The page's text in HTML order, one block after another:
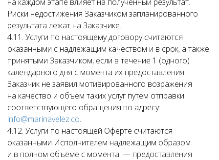
Риски недостижения Заказчиком запланированного
результата лежат на Заказчике.
4.11. Услуги по настоящему договору считаются
оказанными с надлежащим качеством и в срок, а также
принятыми Заказчиком, если в течение 1 (одного)
календарного дня с момента их предоставления
Заказчик не заявил мотивированного возражения
на качество и объем таких услуг путем отправки
соответствующего обращения по адресу:
info@marinavelez.co.
4.12. Услуги по настоящей Оферте считаются
оказанными Исполнителем надлежащим образом
и в полном объеме с момента: — предоставления